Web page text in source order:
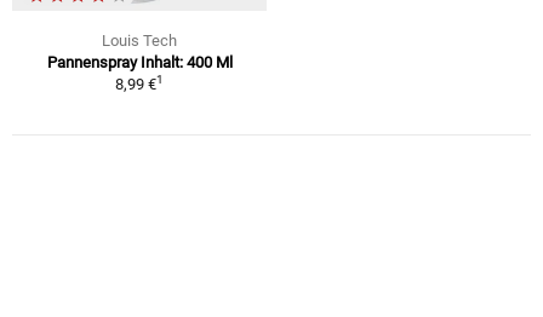
Louis Tech
Pannenspray Inhalt: 400 Ml
8,99 €1